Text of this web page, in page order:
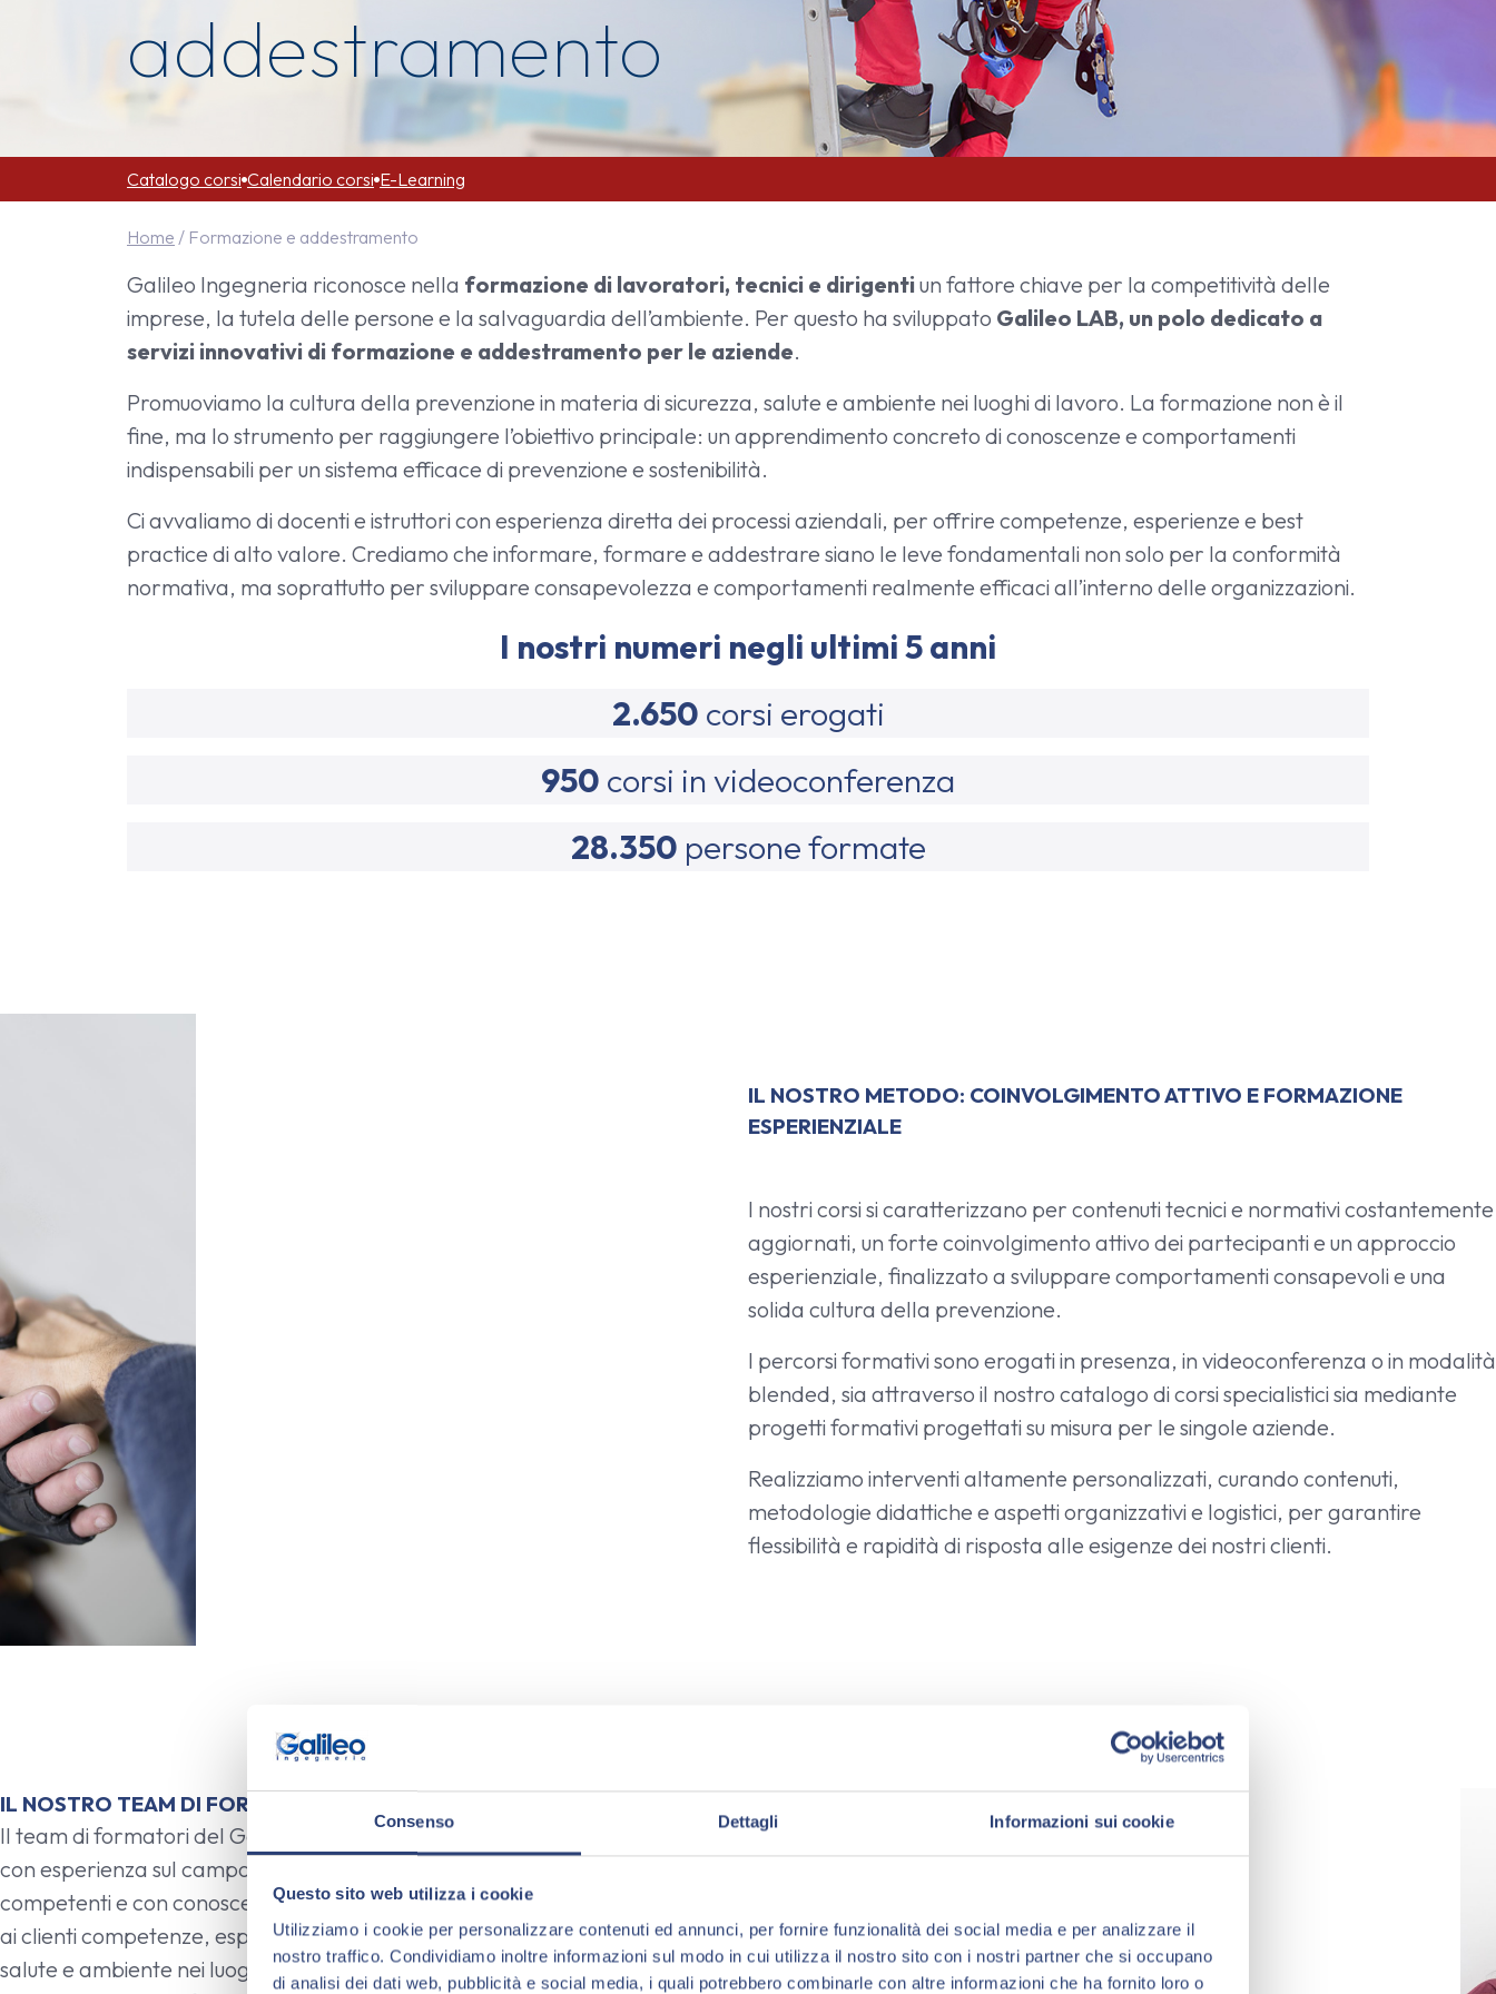
Consenso Dettagli Informazioni sui cookie
Questo sito web utilizza i cookie
Utilizziamo i cookie per personalizzare contenuti ed annunci, per fornire funzionalità dei social media e per analizzare il
nostro traffico. Condividiamo inoltre informazioni sul modo in cui utilizza il nostro sito con i nostri partner che si occupano
di analisi dei dati web, pubblicità e social media, i quali potrebbero combinarle con altre informazioni che ha fornito loro o
addestramento
Catalogo corsi Calendario corsi E-Learning
Home / Formazione e addestramento
Formazione e addestramento
Galileo Ingegneria riconosce nella formazione di lavoratori, tecnici e dirigenti un fattore chiave per la competitività delle
imprese, la tutela delle persone e la salvaguardia dell’ambiente. Per questo ha sviluppato Galileo LAB, un polo dedicato a
servizi innovativi di formazione e addestramento per le aziende.
Promuoviamo la cultura della prevenzione in materia di sicurezza, salute e ambiente nei luoghi di lavoro. La formazione non è il
fine, ma lo strumento per raggiungere l’obiettivo principale: un apprendimento concreto di conoscenze e comportamenti
indispensabili per un sistema efficace di prevenzione e sostenibilità.
Ci avvaliamo di docenti e istruttori con esperienza diretta dei processi aziendali, per offrire competenze, esperienze e best
practice di alto valore. Crediamo che informare, formare e addestrare siano le leve fondamentali non solo per la conformità
normativa, ma soprattutto per sviluppare consapevolezza e comportamenti realmente efficaci all’interno delle organizzazioni.
I nostri numeri negli ultimi 5 anni
2.650 corsi erogati
950 corsi in videoconferenza
28.350 persone formate
IL NOSTRO METODO: COINVOLGIMENTO ATTIVO E FORMAZIONE
ESPERIENZIALE
I nostri corsi si caratterizzano per contenuti tecnici e normativi costantemente
aggiornati, un forte coinvolgimento attivo dei partecipanti e un approccio
esperienziale, finalizzato a sviluppare comportamenti consapevoli e una
solida cultura della prevenzione.
I percorsi formativi sono erogati in presenza, in videoconferenza o in modalità
blended, sia attraverso il nostro catalogo di corsi specialistici sia mediante
progetti formativi progettati su misura per le singole aziende.
Realizziamo interventi altamente personalizzati, curando contenuti,
metodologie didattiche e aspetti organizzativi e logistici, per garantire
flessibilità e rapidità di risposta alle esigenze dei nostri clienti.
IL NOSTRO TEAM DI FORMATORI
Il team di formatori del GalileoLAB è composto da tecnici della prevenzione
con esperienza sul campo come RSPP, consulenti tecnici, istruttori, medici
competenti e con conoscenza diretta dei processi aziendali, in grado di offrire
ai clienti competenze, esperienze e best practice in materia di sicurezza,
salute e ambiente nei luoghi di lavoro.